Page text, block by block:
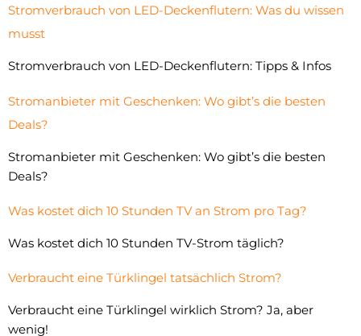
Stromverbrauch von LED-Deckenflutern: Was du wissen
musst
Stromverbrauch von LED-Deckenflutern: Tipps & Infos
Stromanbieter mit Geschenken: Wo gibt’s die besten
Deals?
Stromanbieter mit Geschenken: Wo gibt’s die besten
Deals?
Was kostet dich 10 Stunden TV an Strom pro Tag?
Was kostet dich 10 Stunden TV-Strom täglich?
Verbraucht eine Türklingel tatsächlich Strom?
Verbraucht eine Türklingel wirklich Strom? Ja, aber
wenig!